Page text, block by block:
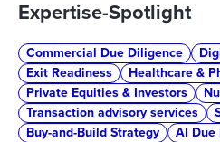
Expertise-Spotlight
Commercial Due Diligence
Exit Readiness
Healthcare &
Private Equities & Investors
Transaction advisory services
Buy-and-Build Strategy
AI Due